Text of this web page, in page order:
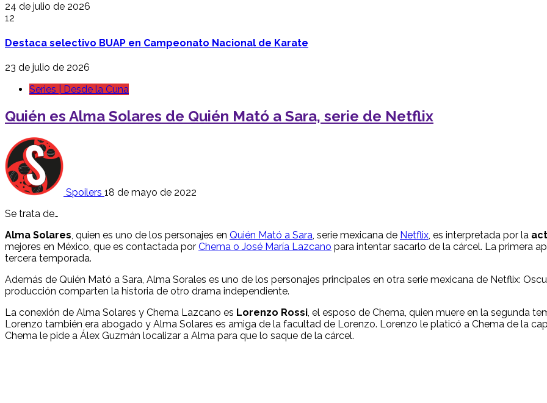
24 de julio de 2026
12
Destaca selectivo BUAP en Campeonato Nacional de Karate
23 de julio de 2026
Series | Desde la Cuna
Quién es Alma Solares de Quién Mató a Sara, serie de Netflix
Spoilers 18 de mayo de 2022
Se trata de…
Alma Solares , quien es uno de los personajes en Quién Mató a Sara , serie mexicana de Netflix , es interpretada por la
mejores en México, que es contactada por Chema o José María Lazcano para intentar sacarlo de la cárcel. La primera
tercera temporada.
Además de Quién Mató a Sara, Alma Sorales es uno de los personajes principales en otra serie mexicana de Netflix:
producción comparten la historia de otro drama independiente.
La conexión de Alma Solares y Chema Lazcano es Lorenzo Rossi , el esposo de Chema, quien muere en la segunda
Lorenzo también era abogado y Alma Solares es amiga de la facultad de Lorenzo. Lorenzo le platicó a Chema de la
Chema le pide a Álex Guzmán localizar a Alma para que lo saque de la cárcel.